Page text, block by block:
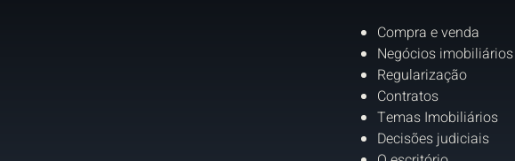
Compra e venda
Negócios imobiliários
Regularização
Contratos
Temas Imobiliários
Decisões judiciais